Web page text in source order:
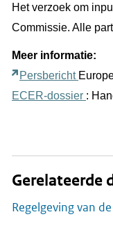
Het verzoek om
Commissie. Alle
Meer informatie:
Persbericht
ECER-dossier :
Gerelateerde
Regelgeving van de